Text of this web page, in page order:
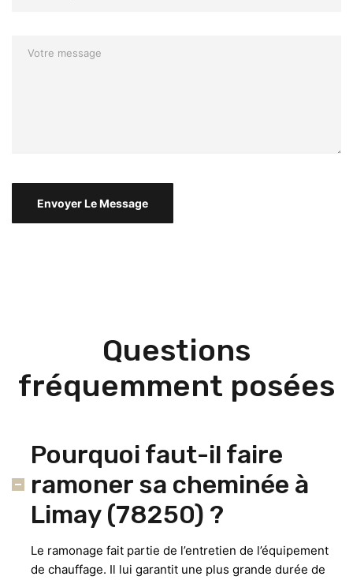
Questions
fréquemment posées
Pourquoi faut-il faire
ramoner sa cheminée à
Limay (78250) ?
Le ramonage fait partie de l’entretien de l’équipement
de chauffage. Il lui garantit une plus grande durée de